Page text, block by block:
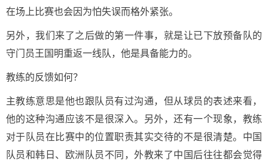
在场上比赛也会因为怕失误而格外紧张。
另外，我们来了之后做的第一件事，就是让已下放预备队的
守门员王国明重返一线队，他是具备能力的。
教练的反馈如何？
主教练意思是他也跟队员有过沟通，但从球员的表述来看，
他的这种沟通应该不是很深入。另外，还有一个现象，教练
对于队员在比赛中的位置职责其实交待的不是很清楚。中国
队员和韩日、欧洲队员不同，外教来了中国后往往都会觉得